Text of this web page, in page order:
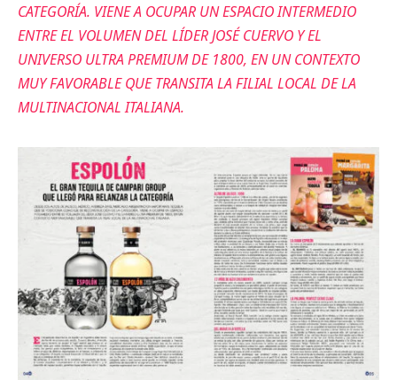
CATEGORÍA. VIENE A OCUPAR UN ESPACIO INTERMEDIO
ENTRE EL VOLUMEN DEL LÍDER JOSÉ CUERVO Y EL
UNIVERSO ULTRA PREMIUM DE 1800, EN UN CONTEXTO
MUY FAVORABLE QUE TRANSITA LA FILIAL LOCAL DE LA
MULTINACIONAL ITALIANA.